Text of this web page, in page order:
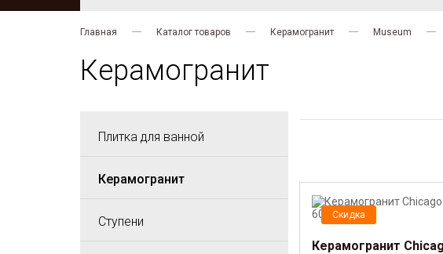
Главная Каталог товаров Керамогранит Museum
Керамогранит
Плитка для ванной
Керамогранит
Ступени Скидка
Керамогранит